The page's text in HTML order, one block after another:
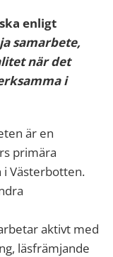
enligt
samarbete,
när det
i
är en
primära
Västerbotten.
aktivt med
läsfrämjande